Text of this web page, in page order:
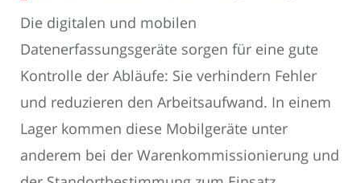
Die digitalen und mobilen
Datenerfassungsgeräte sorgen für eine gute
Kontrolle der Abläufe: Sie verhindern Fehler
und reduzieren den Arbeitsaufwand. In einem
Lager kommen diese Mobilgeräte unter
anderem bei der Warenkommissionierung und